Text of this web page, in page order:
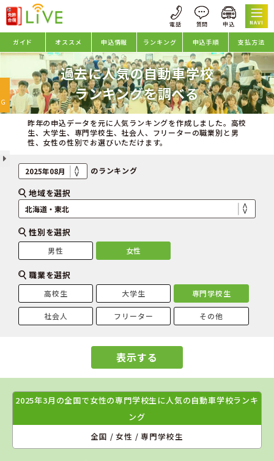
NAVI
ガイド オススメ 申込情報 ランキング 申込手順 支払方法
過去に人気の自動車学校
ランキングを調べる
昨年の申込データを元に人気ランキングを作成しました。高校
生、大学生、専門学校生、社会人、フリーターの職業別と男
性、女性の性別でお選びいただけます。
のランキング
地域を選択
性別を選択
男性 女性
職業を選択
高校生 大学生 専門学校生
社会人 フリーター その他
表示する
2025年3月の全国で女性の専門学校生に人気の自動車学校ランキ
ング
全国 / 女性 / 専門学校生